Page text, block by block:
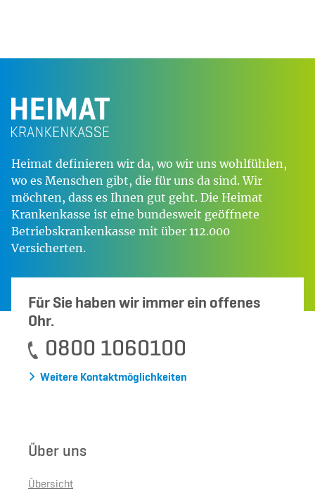
Heimat definieren wir da, wo wir uns wohlfühlen,
wo es Menschen gibt, die für uns da sind. Wir
möchten, dass es Ihnen gut geht. Die Heimat
Krankenkasse ist eine bundesweit geöffnete
Betriebskrankenkasse mit über 112.000
Versicherten.
Für Sie haben wir immer ein offenes
Ohr.
0800 1060100
Weitere Kontaktmöglichkeiten
Über uns
Übersicht